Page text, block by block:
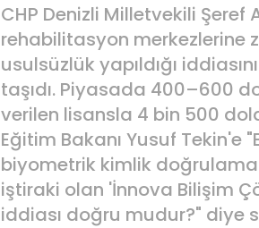
CHP Denizli Milletvekili Şeref
rehabilitasyon merkezlerine
usulsüzlük yapıldığı
taşıdı. Piyasada 400–600
verilen lisansla 4 bin 500
Eğitim Bakanı Yusuf Tekin'e
biyometrik kimlik
iştiraki olan 'İnnova Bilişim
iddiası doğru mudur?" diye